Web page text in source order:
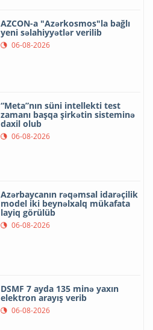
AZCON-a "Azərkosmos"la bağlı
yeni səlahiyyətlər verilib
06-08-2026
“Meta”nın süni intellekti test
zamanı başqa şirkətin sisteminə
daxil olub
06-08-2026
Azərbaycanın rəqəmsal idarəçilik
model iki beynəlxalq mükafata
layiq görülüb
06-08-2026
DSMF 7 ayda 135 minə yaxın
elektron arayış verib
06-08-2026